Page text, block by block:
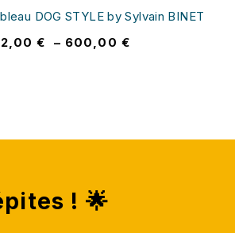
DOG STYLE by Sylvain BINET
€ – 600,00 €
! 🌟